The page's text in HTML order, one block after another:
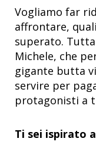
Vogliamo far
affrontare,
superato.
Michele, che
gigante butta
servire per
protagonisti a
Ti sei ispirato